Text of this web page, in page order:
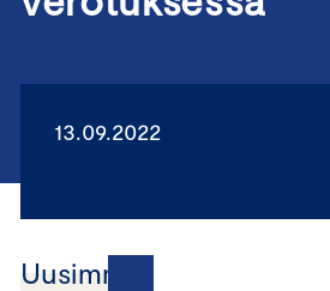
13.09.2022
Uusimmat